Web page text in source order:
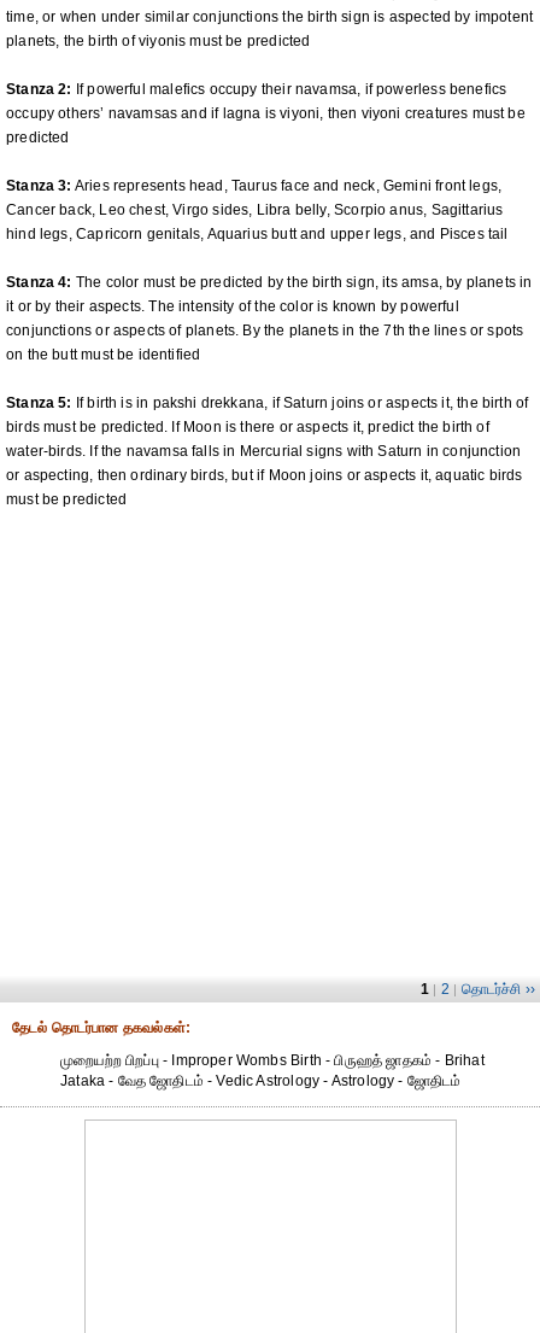
time, or when under similar conjunctions the birth sign is aspected by impotent
planets, the birth of viyonis must be predicted
Stanza 2: If powerful malefics occupy their navamsa, if powerless benefics
occupy others’ navamsas and if lagna is viyoni, then viyoni creatures must be
predicted
Stanza 3: Aries represents head, Taurus face and neck, Gemini front legs,
Cancer back, Leo chest, Virgo sides, Libra belly, Scorpio anus, Sagittarius
hind legs, Capricorn genitals, Aquarius butt and upper legs, and Pisces tail
Stanza 4: The color must be predicted by the birth sign, its amsa, by planets in
it or by their aspects. The intensity of the color is known by powerful
conjunctions or aspects of planets. By the planets in the 7th the lines or spots
on the butt must be identified
Stanza 5: If birth is in pakshi drekkana, if Saturn joins or aspects it, the birth of
birds must be predicted. If Moon is there or aspects it, predict the birth of
water-birds. If the navamsa falls in Mercurial signs with Saturn in conjunction
or aspecting, then ordinary birds, but if Moon joins or aspects it, aquatic birds
must be predicted
1 | 2 | தொடர்ச்சி ››
தேட‌ல் தொட‌ர்பான தகவ‌ல்க‌ள்:
முறையற்ற பிறப்பு - Improper Wombs Birth - பிருஹத் ஜாதகம் - Brihat
Jataka - வேத ஜோதிடம் - Vedic Astrology - Astrology - ஜோதிடம்